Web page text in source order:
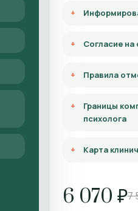
Согласие
Правила
Границы
психолога
Карта
6 070 ₽7